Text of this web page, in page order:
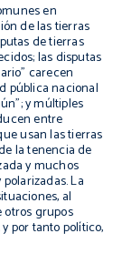
en
de las tierras
de tierras
las disputas
carecen
pública nacional
y múltiples
entre
usan las tierras
la tenencia de
y muchos
La
al
grupos
por tanto político,